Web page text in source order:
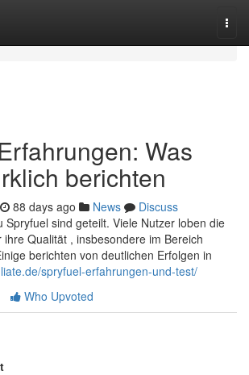
Was
berichten
88 days ago News
Discuss
Spryfuel sind geteilt. Viele Nutzer loben die
ihre Qualität , insbesondere im Bereich
berichten von deutlichen Erfolgen in
spryfuel-erfahrungen-und-test/
Who Upvoted